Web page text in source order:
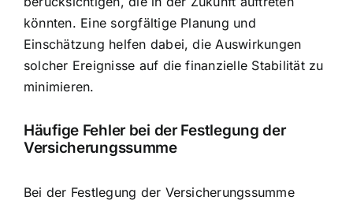
könnten. Eine sorgfältige Planung und
Einschätzung helfen dabei, die Auswirkungen
solcher Ereignisse auf die finanzielle Stabilität zu
minimieren.
Häufige Fehler bei der Festlegung der
Versicherungssumme
Bei der Festlegung der Versicherungssumme